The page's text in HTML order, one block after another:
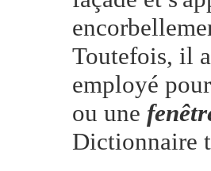
Toutefois, il
employé
ou une
Dictionnaire